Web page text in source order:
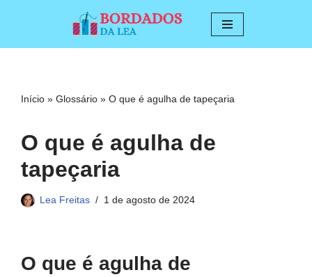
conteúdo
Início » Glossário » O que é agulha de tapeçaria
O que é agulha de
tapeçaria
Lea Freitas 1 de agosto de 2024
O que é agulha de